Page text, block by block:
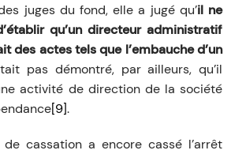
juges du fond, elle a jugé qu’il ne
qu’un directeur administratif
des actes tels que l’embauche d’un
pas démontré, par ailleurs, qu’il
activité de direction de la société
[9].
cassation a encore cassé l’arrêt